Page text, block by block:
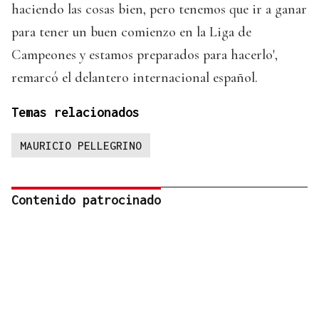
haciendo las cosas bien, pero tenemos que ir a ganar
para tener un buen comienzo en la Liga de
Campeones y estamos preparados para hacerlo',
remarcó el delantero internacional español.
Temas relacionados
MAURICIO PELLEGRINO
Contenido patrocinado